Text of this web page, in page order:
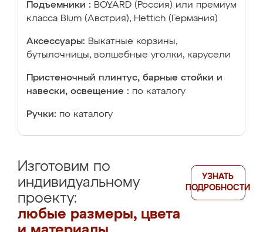
Подъемники : BOYARD (Россия) или премиум
класса Blum (Австрия), Hettich (Германия)
Аксессуары: Выкатные корзины,
бутылочницы, волшебные уголки, карусели
Пристеночный плинтус, барные стойки и
навески, освещение : по каталогу
Ручки: по каталогу
Изготовим по
индивидуальному
проекту:
любые размеры, цвета
УЗНАТЬ
ПОДРОБНОСТИ